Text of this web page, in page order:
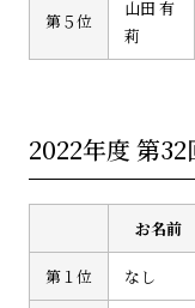
第５位
山田 有
莉
2022年度 第
お名前
第１位 なし